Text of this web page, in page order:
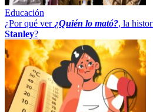
Educación
¿Por qué ver ¿Quién lo mató?, la
Stanley?